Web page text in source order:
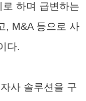
로 하며 급변하는
, M&A 등으로 사
다.
사 솔루션을 구